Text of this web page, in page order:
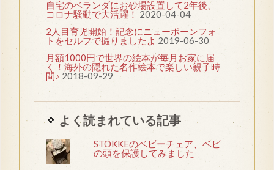
自宅のベランダにお砂場設置して2年後、
コロナ騒動で大活躍！ 2020-04-04
2人目育児開始！記念にニューボーンフォ
トをセルフで撮りましたよ 2019-06-30
月額1000円で世界の絵本が毎月お家に届
く！海外の隠れた名作絵本で楽しい親子時
間♪ 2018-09-29
よく読まれている記事
STOKKEのベビーチェア、ベビ
の頭を保護してみました